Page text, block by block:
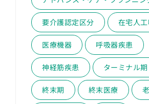
要介護認定区分 在宅人
医療機器 呼吸器疾患
神経筋疾患 ターミナル期
終末期 終末医療